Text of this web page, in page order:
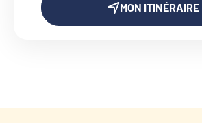
MON ITINÉRAIRE